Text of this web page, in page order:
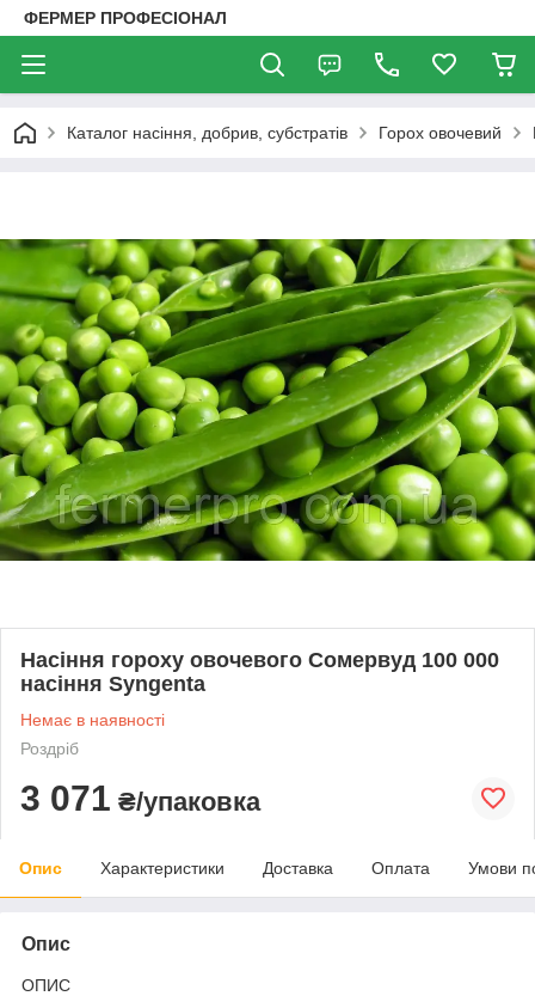
ФЕРМЕР ПРОФЕСІОНАЛ
Каталог насіння, добрив, субстратів Горох овочевий
Насіння гороху овочевого Сомервуд 100 000
насіння Syngenta
Немає в наявності
Роздріб
3 071 ₴/упаковка
Опис Характеристики Доставка Оплата Умови
Опис
ОПИС